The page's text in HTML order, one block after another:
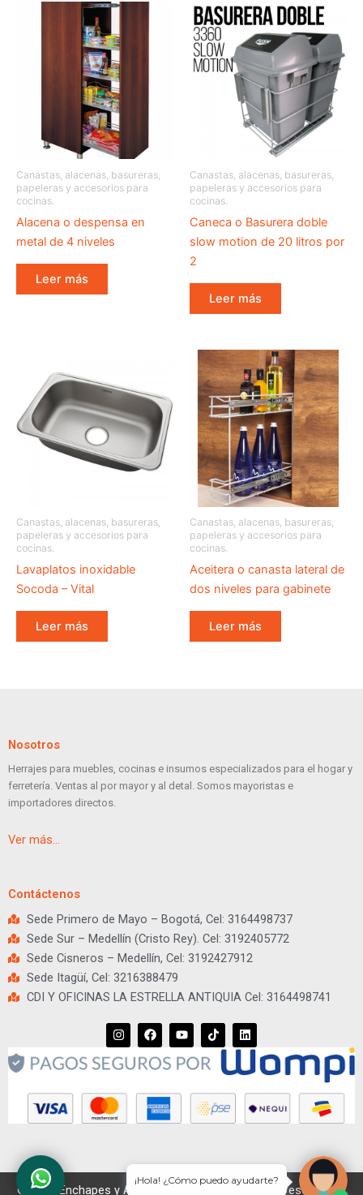
Canastas, alacenas, basureras,
papeleras y accesorios para
cocinas.
Alacena o despensa en
metal de 4 niveles
Leer más
Canastas, alacenas, basureras,
papeleras y accesorios para
cocinas.
Caneca o Basurera doble
slow motion de 20 litros por
2
Leer más
Canastas, alacenas, basureras,
papeleras y accesorios para
cocinas.
Lavaplatos inoxidable
Socoda – Vital
Leer más
Canastas, alacenas, basureras,
papeleras y accesorios para
cocinas.
Aceitera o canasta lateral de
dos niveles para gabinete
Leer más
Nosotros
Herrajes para muebles, cocinas e insumos especializados para el hogar y
ferretería. Ventas al por mayor y al detal. Somos mayoristas e
importadores directos.
Ver más…
Contáctenos
Sede Primero de Mayo – Bogotá, Cel: 3164498737
Sede Sur – Medellín (Cristo Rey). Cel: 3192405772
Sede Cisneros – Medellín, Cel: 3192427912
Sede Itagüí, Cel: 3216388479
CDI Y OFICINAS LA ESTRELLA ANTIQUIA Cel: 3164498741
I
n
s
t
g
r
a
m
F
a
c
e
o
o
k
Y
o
u
t
T
i
k
k
L
i
n
e
d
n
© 2026 Enchapes y Apliques. Todos los derechos reservados.
¡Hola! ¿Cómo puedo ayudarte?